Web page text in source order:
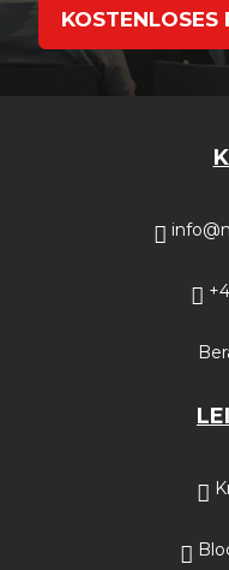
KOSTENLOSES